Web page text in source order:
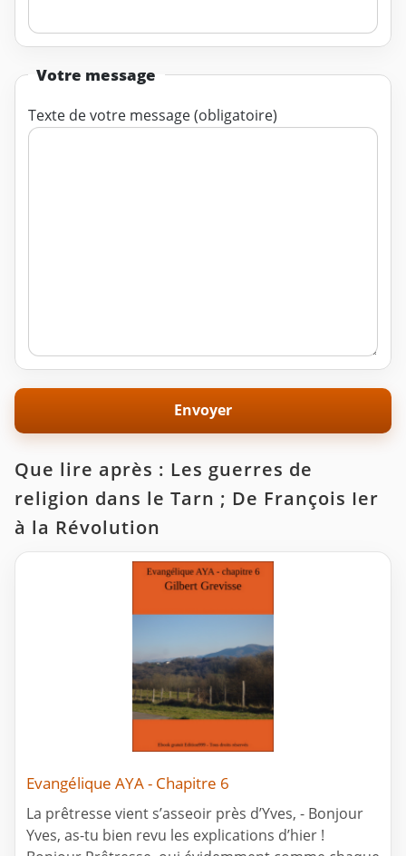
Votre message
Texte de votre message (obligatoire)
Que lire après : Les guerres de
religion dans le Tarn ; De François Ier
à la Révolution
Evangélique AYA - Chapitre 6
La prêtresse vient s’asseoir près d’Yves, - Bonjour
Yves, as-tu bien revu les explications d’hier !